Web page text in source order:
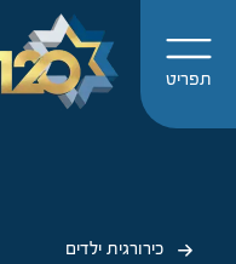
תפריט
כירורגית ילדים